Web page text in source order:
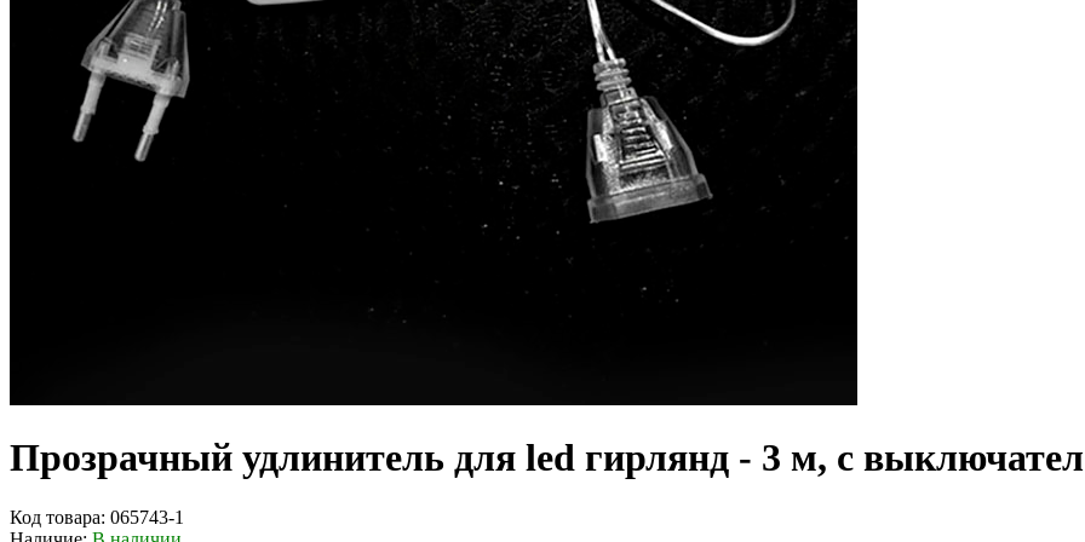
Прозрачный удлинитель для led гирлянд - 3 м, с
Код товара: 065743-1